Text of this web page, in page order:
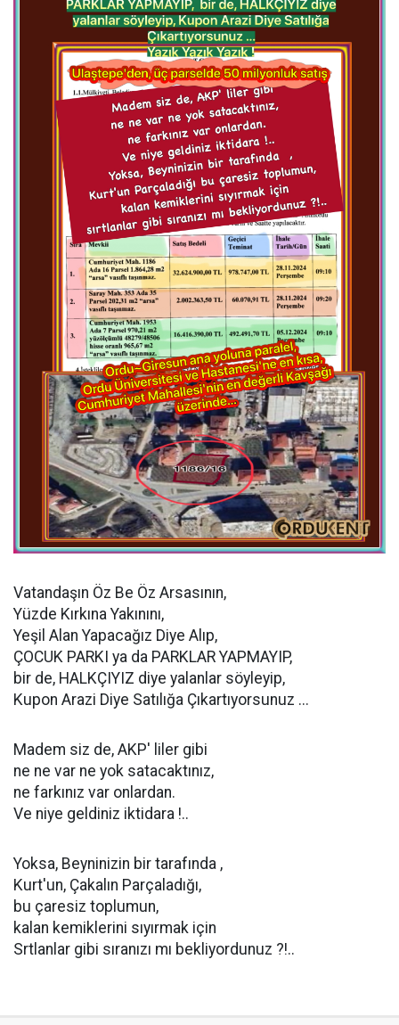
Vatandaşın Öz Be Öz Arsasının,
Yüzde Kırkına Yakınını,
Yeşil Alan Yapacağız Diye Alıp,
ÇOCUK PARKI ya da PARKLAR YAPMAYIP,
bir de, HALKÇIYIZ diye yalanlar söyleyip,
Kupon Arazi Diye Satılığa Çıkartıyorsunuz ...
Madem siz de, AKP' liler gibi
ne ne var ne yok satacaktınız,
ne farkınız var onlardan.
Ve niye geldiniz iktidara !..
Yoksa, Beyninizin bir tarafında ,
Kurt'un, Çakalın Parçaladığı,
bu çaresiz toplumun,
kalan kemiklerini sıyırmak için
Srtlanlar gibi sıranızı mı bekliyordunuz ?!..